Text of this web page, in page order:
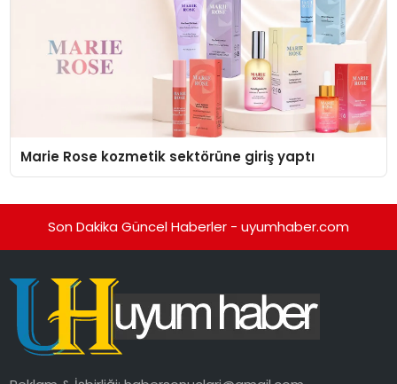
Marie Rose kozmetik sektörüne giriş yaptı
Son Dakika Güncel Haberler - uyumhaber.com